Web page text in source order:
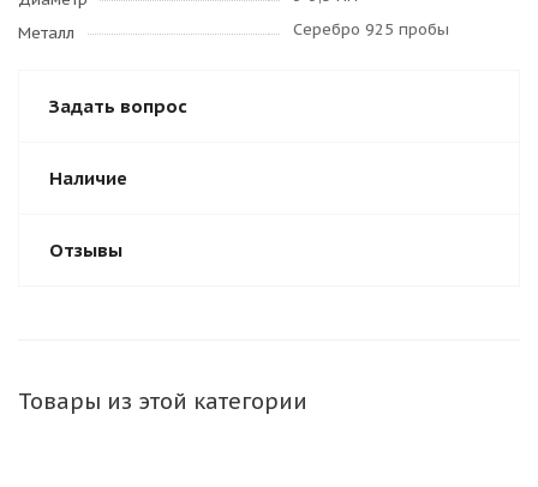
Металл
Серебро 925 пробы
Задать вопрос
Наличие
Отзывы
Товары из этой категории